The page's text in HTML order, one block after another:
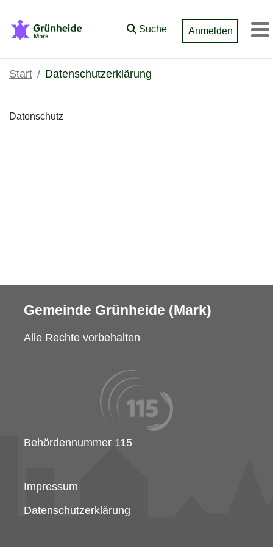
Suche
Anmelden
Start Datenschutzerklärung
Datenschutz
Behördennummer 115
Gemeinde Grünheide (Mark)
Alle Rechte vorbehalten
Impressum
Datenschutzerklärung